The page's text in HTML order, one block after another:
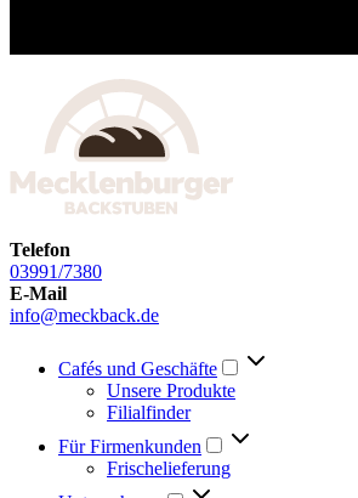
Telefon
03991/7380
E-Mail
info@meckback.de
Cafés und Geschäfte
Unsere Produkte
Filialfinder
Für Firmenkunden
Frischelieferung